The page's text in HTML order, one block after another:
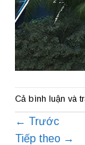
Cả bình luận và
← Trước
Tiếp theo →